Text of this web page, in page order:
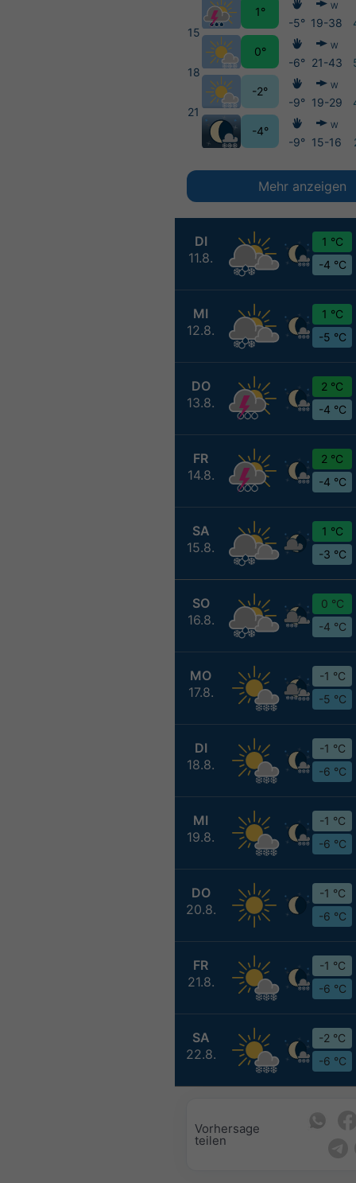
DI
11.8.
1 °C
-4 °C
MI
12.8.
1 °C
-5 °C
DO
13.8.
2 °C
-4 °C
FR
14.8.
2 °C
-4 °C
SA
15.8.
1 °C
-3 °C
SO
16.8.
0 °C
-4 °C
MO
17.8.
-1 °C
-5 °C
DI
18.8.
-1 °C
-6 °C
MI
19.8.
-1 °C
-6 °C
DO
20.8.
-1 °C
-6 °C
FR
21.8.
-1 °C
-6 °C
SA
22.8.
-2 °C
-6 °C
15
18
21
1°
0°
-2°
-4°
-5°
-6°
-9°
-9°
W
19-38
W
21-43
W
19-29
W
15-16
Mehr anzeigen
Vorhersage
teilen